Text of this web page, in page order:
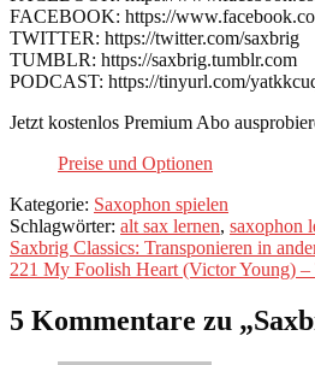
FACEBOOK: https://
TWITTER: https://twitter.com/saxbrig
TUMBLR: https://saxbrig.tumblr.com
PODCAST: https://tinyurl.com/
Jetzt kostenlos Premium Abo
Preise und Optionen
Kategorie: Saxophon spielen
Schlagwörter: alt sax lernen, saxophon
Beitragsnavigation
Vorheriger
Beitrag:
Saxbrig Classics: Transponieren in
Nächster
221 My Foolish Heart (Victor Young)
5 Kommentare zu „